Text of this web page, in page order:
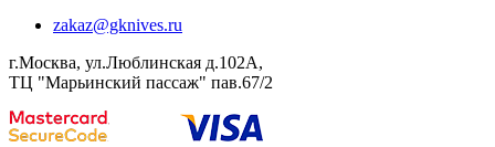
zakaz@gknives.ru
г.Москва, ул.Люблинская д.102А,
ТЦ "Марьинский пассаж" пав.67/2